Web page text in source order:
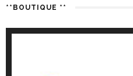
**BOUTIQUE **